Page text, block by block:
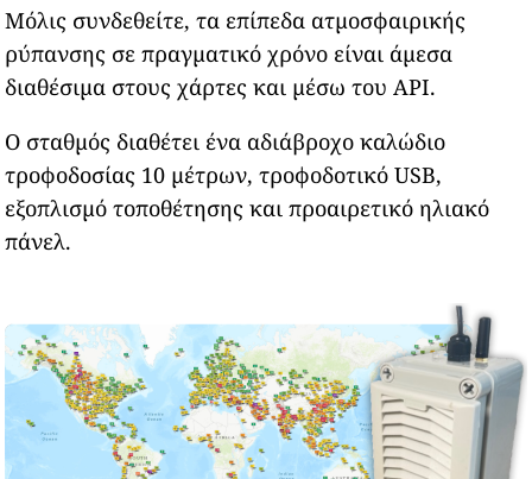
Μόλις συνδεθείτε, τα επίπεδα ατμοσφαιρικής
ρύπανσης σε πραγματικό χρόνο είναι άμεσα
διαθέσιμα στους χάρτες και μέσω του API.
Ο σταθμός διαθέτει ένα αδιάβροχο καλώδιο
τροφοδοσίας 10 μέτρων, τροφοδοτικό USB,
εξοπλισμό τοποθέτησης και προαιρετικό ηλιακό
πάνελ.